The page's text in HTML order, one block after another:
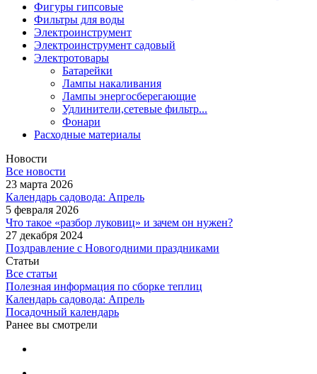
Фигуры гипсовые
Фильтры для воды
Электроинструмент
Электроинструмент садовый
Электротовары
Батарейки
Лампы накаливания
Лампы энергосберегающие
Удлинители,сетевые фильтр...
Фонари
Расходные материалы
Новости
Все новости
23 марта 2026
Календарь садовода: Апрель
5 февраля 2026
Что такое «разбор луковиц» и зачем он нужен?
27 декабря 2024
Поздравление с Новогодними праздниками
Статьи
Все статьи
Полезная информация по сборке теплиц
Календарь садовода: Апрель
Посадочный календарь
Ранее вы смотрели